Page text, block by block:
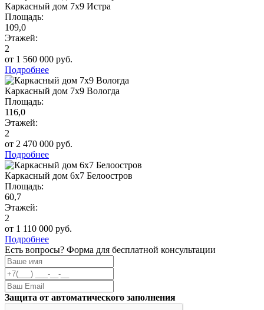
Каркасный дом 7х9 Истра
Площадь:
109,0
Этажей:
2
от 1 560 000 руб.
Подробнее
Каркасный дом 7х9 Вологда
Площадь:
116,0
Этажей:
2
от 2 470 000 руб.
Подробнее
Каркасный дом 6х7 Белоостров
Площадь:
60,7
Этажей:
2
от 1 110 000 руб.
Подробнее
Есть вопросы? Форма для бесплатной консультации
Защита от автоматического заполнения